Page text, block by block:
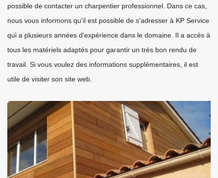
possible de contacter un charpentier professionnel. Dans ce cas,
nous vous informons qu'il est possible de s'adresser à KP Service
qui a plusieurs années d'expérience dans le domaine. Il a accès à
tous les matériels adaptés pour garantir un très bon rendu de
travail. Si vous voulez des informations supplémentaires, il est
utile de visiter son site web.